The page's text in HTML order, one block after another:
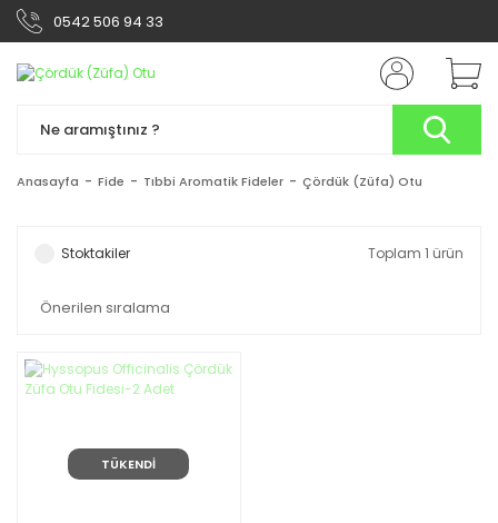
0542 506 94 33
Anasayfa Fide Tıbbi Aromatik Fideler Çördük (Züfa) Otu
Stoktakiler Toplam 1 ürün
TÜKENDİ